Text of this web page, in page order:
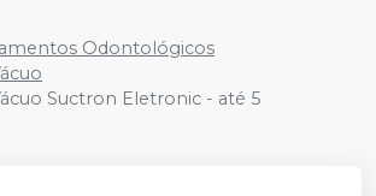
Odontológicos
Suctron Eletronic - até 5